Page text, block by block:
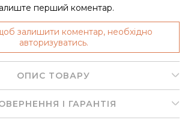
перший коментар.
залишити коментар, необхідно
авторизуватись.
ОПИС ТОВАРУ
І ГАРАНТІЯ